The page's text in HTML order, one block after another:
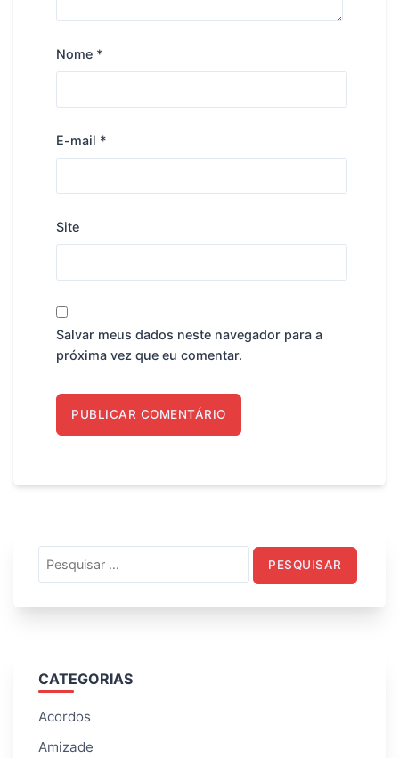
Nome *
E-mail *
Site
Salvar meus dados neste navegador para a
próxima vez que eu comentar.
por:
CATEGORIAS
Acordos
Amizade